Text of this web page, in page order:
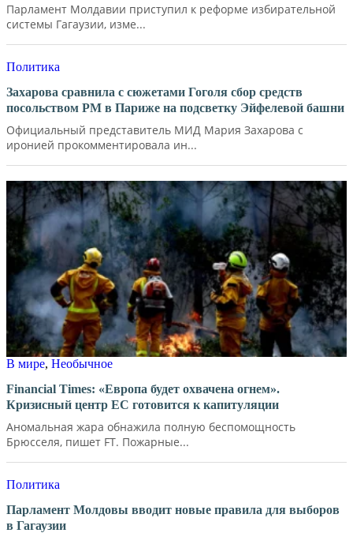
Парламент Молдавии приступил к реформе избирательной
системы Гагаузии, изме...
Политика
Захарова сравнила с сюжетами Гоголя сбор средств
посольством РМ в Париже на подсветку Эйфелевой башни
Официальный представитель МИД Мария Захарова с
иронией прокомментировала ин...
В мире, Необычное
Financial Times: «Европа будет охвачена огнем».
Кризисный центр ЕС готовится к капитуляции
Аномальная жара обнажила полную беспомощность
Брюсселя, пишет FT. Пожарные...
Политика
Парламент Молдовы вводит новые правила для выборов
в Гагаузии